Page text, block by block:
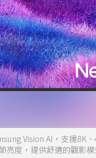
Vision AI，支援8K
度，提供舒適的觀影模